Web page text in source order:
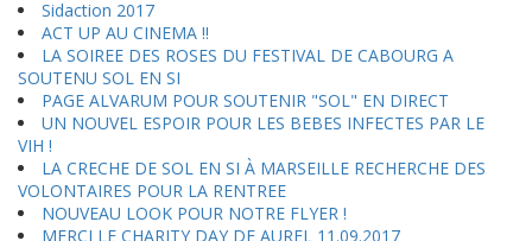
Sidaction 2017
ACT UP AU CINEMA !!
LA SOIREE DES ROSES DU FESTIVAL DE CABOURG A
SOUTENU SOL EN SI
PAGE ALVARUM POUR SOUTENIR "SOL" EN DIRECT
UN NOUVEL ESPOIR POUR LES BEBES INFECTES PAR LE
VIH !
LA CRECHE DE SOL EN SI À MARSEILLE RECHERCHE DES
VOLONTAIRES POUR LA RENTREE
NOUVEAU LOOK POUR NOTRE FLYER !
MERCI LE CHARITY DAY DE AUREL 11.09.2017